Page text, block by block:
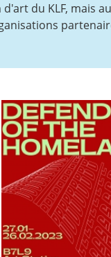
du KLF, mais